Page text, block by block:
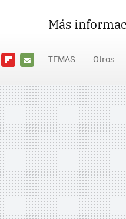
Más
MAIL
TEMAS Otros